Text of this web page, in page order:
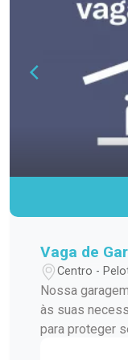
Vaga de
Centro -
Nossa
às suas
para proteger